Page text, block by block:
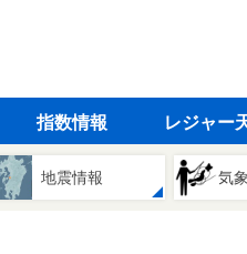
指数情報 レジャー
地震情報 気